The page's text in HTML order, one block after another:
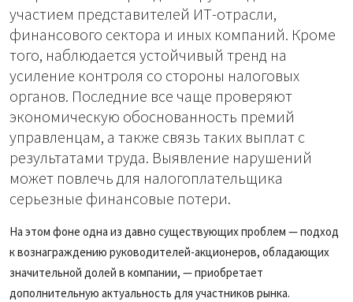
участием представителей ИТ-отрасли,
финансового сектора и иных компаний. Кроме
того, наблюдается устойчивый тренд на
усиление контроля со стороны налоговых
органов. Последние все чаще проверяют
экономическую обоснованность премий
управленцам, а также связь таких выплат с
результатами труда. Выявление нарушений
может повлечь для налогоплательщика
серьезные финансовые потери.
На этом фоне одна из давно существующих проблем — подход
к вознаграждению руководителей-акционеров, обладающих
значительной долей в компании, — приобретает
дополнительную актуальность для участников рынка.